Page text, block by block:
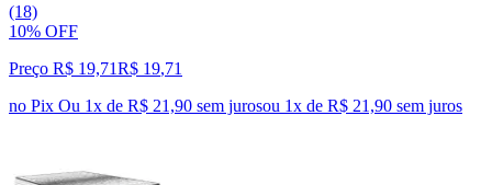
(18)
10% OFF
Preço R$ 19,71R$ 19,71
no Pix Ou 1x de R$ 21,90 sem jurosou 1x de R$ 21,90 sem juros